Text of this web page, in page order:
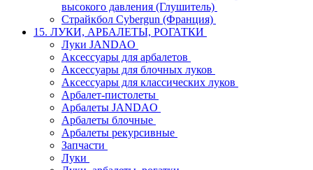
высокого давления (Глушитель)
Страйкбол Cybergun (Франция)
15. ЛУКИ, АРБАЛЕТЫ, РОГАТКИ
Луки JANDAO
Аксессуары для арбалетов
Аксессуары для блочных луков
Аксессуары для классических луков
Арбалет-пистолеты
Арбалеты JANDAO
Арбалеты блочные
Арбалеты рекурсивные
Запчасти
Луки